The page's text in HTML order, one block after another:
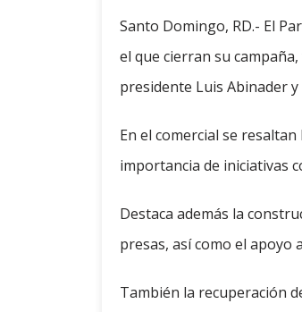
Santo Domingo, RD.- El
el que cierran su
presidente Luis Abinader
En el comercial se
importancia de iniciativas
Destaca además la
presas, así como el apoyo
También la recuperación